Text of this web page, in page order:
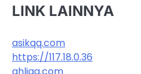
LINK LAINNYA
asikqq.com
https://117.18.0.36